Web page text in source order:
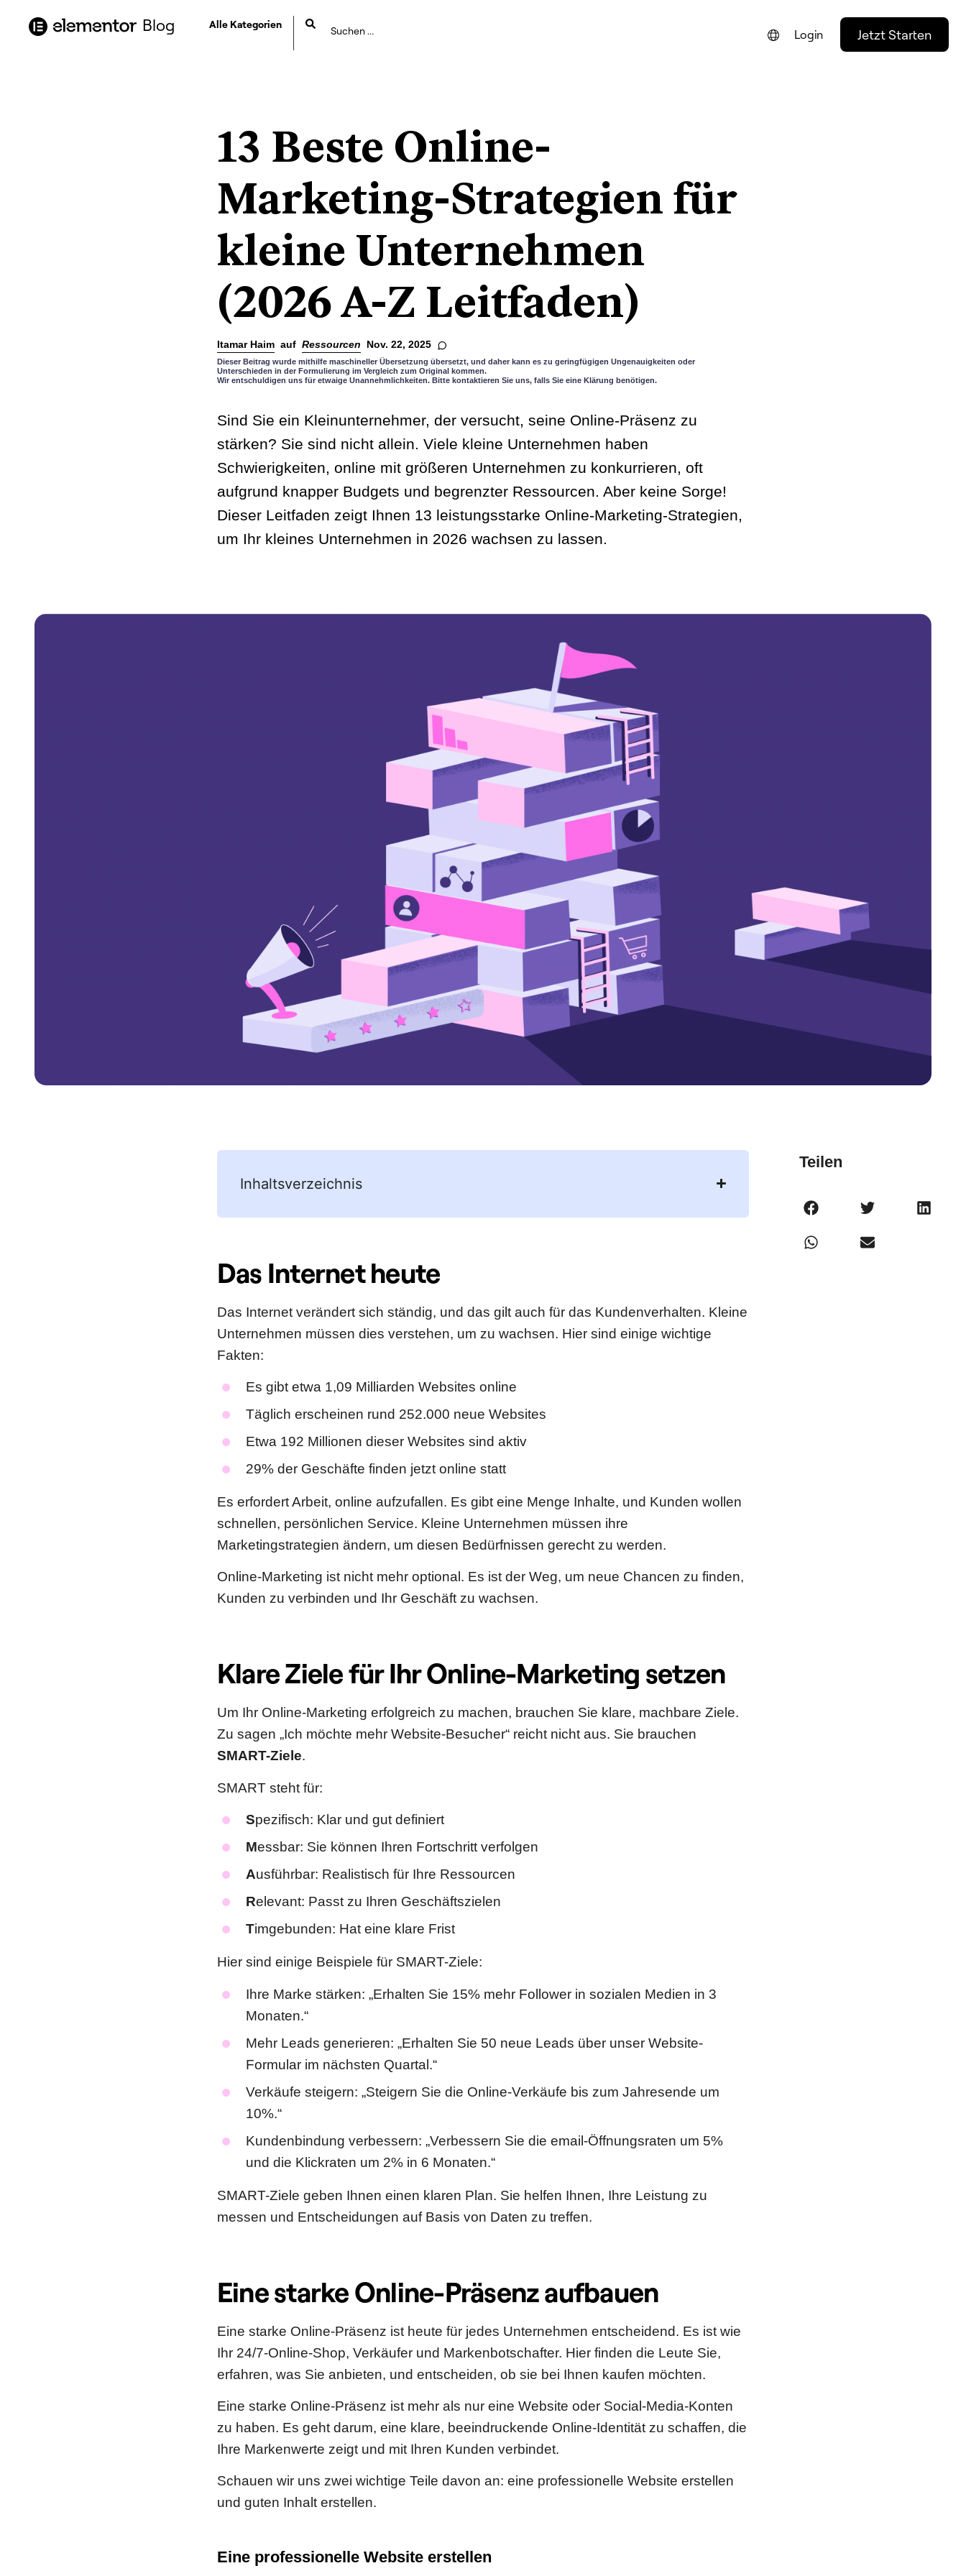
springen
Blog Alle Kategorien
ESPAÑOL
Login Jetzt Starten
13 Beste Online-
Marketing-Strategien für
kleine Unternehmen
(2026 A-Z Leitfaden)
Itamar Haim auf Ressourcen Nov. 22, 2025
Dieser Beitrag wurde mithilfe maschineller Übersetzung übersetzt, und daher kann es zu geringfügigen Ungenauigkeiten oder
Unterschieden in der Formulierung im Vergleich zum Original kommen.
Wir entschuldigen uns für etwaige Unannehmlichkeiten. Bitte kontaktieren Sie uns, falls Sie eine Klärung benötigen.
Sind Sie ein Kleinunternehmer, der versucht, seine Online-Präsenz zu
stärken? Sie sind nicht allein. Viele kleine Unternehmen haben
Schwierigkeiten, online mit größeren Unternehmen zu konkurrieren, oft
aufgrund knapper Budgets und begrenzter Ressourcen. Aber keine Sorge!
Dieser Leitfaden zeigt Ihnen 13 leistungsstarke Online-Marketing-Strategien,
um Ihr kleines Unternehmen in 2026 wachsen zu lassen.
Inhaltsverzeichnis
Das Internet heute
Das Internet verändert sich ständig, und das gilt auch für das Kundenverhalten. Kleine
Unternehmen müssen dies verstehen, um zu wachsen. Hier sind einige wichtige
Fakten:
Es gibt etwa 1,09 Milliarden Websites online
Täglich erscheinen rund 252.000 neue Websites
Etwa 192 Millionen dieser Websites sind aktiv
29% der Geschäfte finden jetzt online statt
Es erfordert Arbeit, online aufzufallen. Es gibt eine Menge Inhalte, und Kunden wollen
schnellen, persönlichen Service. Kleine Unternehmen müssen ihre
Marketingstrategien ändern, um diesen Bedürfnissen gerecht zu werden.
Online-Marketing ist nicht mehr optional. Es ist der Weg, um neue Chancen zu finden,
Kunden zu verbinden und Ihr Geschäft zu wachsen.
Klare Ziele für Ihr Online-Marketing setzen
Um Ihr Online-Marketing erfolgreich zu machen, brauchen Sie klare, machbare Ziele.
Zu sagen „Ich möchte mehr Website-Besucher“ reicht nicht aus. Sie brauchen
SMART-Ziele.
SMART steht für:
Spezifisch: Klar und gut definiert
Messbar: Sie können Ihren Fortschritt verfolgen
Ausführbar: Realistisch für Ihre Ressourcen
Relevant: Passt zu Ihren Geschäftszielen
Timgebunden: Hat eine klare Frist
Hier sind einige Beispiele für SMART-Ziele:
Ihre Marke stärken: „Erhalten Sie 15% mehr Follower in sozialen Medien in 3
Monaten.“
Mehr Leads generieren: „Erhalten Sie 50 neue Leads über unser Website-
Formular im nächsten Quartal.“
Verkäufe steigern: „Steigern Sie die Online-Verkäufe bis zum Jahresende um
10%.“
Kundenbindung verbessern: „Verbessern Sie die email-Öffnungsraten um 5%
und die Klickraten um 2% in 6 Monaten.“
SMART-Ziele geben Ihnen einen klaren Plan. Sie helfen Ihnen, Ihre Leistung zu
messen und Entscheidungen auf Basis von Daten zu treffen.
Eine starke Online-Präsenz aufbauen
Eine starke Online-Präsenz ist heute für jedes Unternehmen entscheidend. Es ist wie
Ihr 24/7-Online-Shop, Verkäufer und Markenbotschafter. Hier finden die Leute Sie,
erfahren, was Sie anbieten, und entscheiden, ob sie bei Ihnen kaufen möchten.
Eine starke Online-Präsenz ist mehr als nur eine Website oder Social-Media-Konten
zu haben. Es geht darum, eine klare, beeindruckende Online-Identität zu schaffen, die
Ihre Markenwerte zeigt und mit Ihren Kunden verbindet.
Schauen wir uns zwei wichtige Teile davon an: eine professionelle Website erstellen
und guten Inhalt erstellen.
Eine professionelle Website erstellen
Teilen